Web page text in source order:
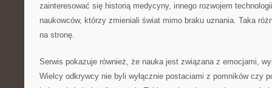
zainteresować się historią medycyny, innego rozwojem
naukowców, którzy zmieniali świat mimo braku uznania. Taka
na stronę.
Serwis pokazuje również, że nauka jest związana z emocjami,
Wielcy odkrywcy nie byli wyłącznie postaciami z pomników czy